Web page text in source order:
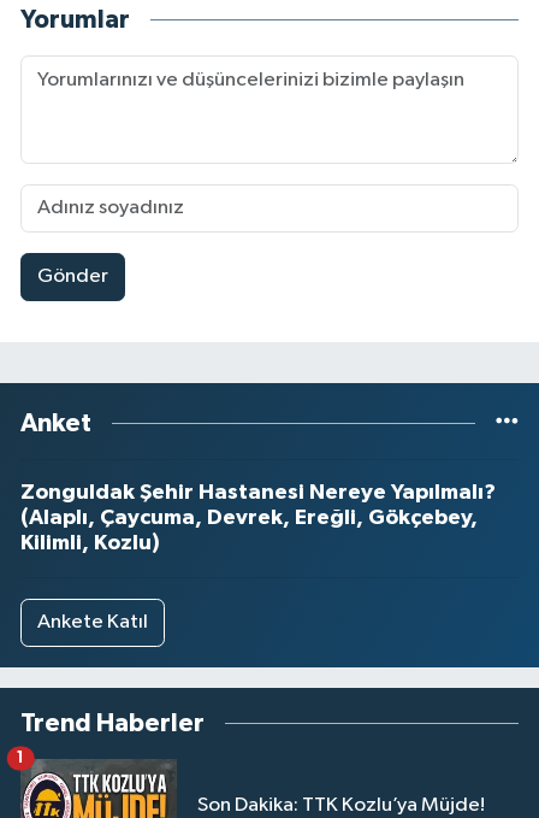
Yorumlar
Gönder
Anket
Zonguldak Şehir Hastanesi Nereye Yapılmalı?
(Alaplı, Çaycuma, Devrek, Ereğli, Gökçebey,
Kilimli, Kozlu)
Ankete Katıl
Trend Haberler
Son Dakika: TTK Kozlu’ya Müjde!
1